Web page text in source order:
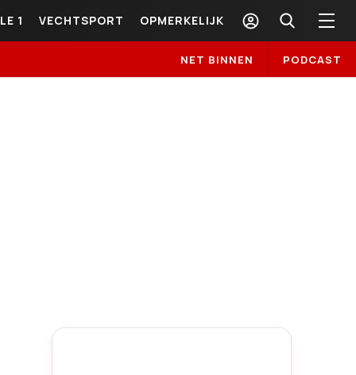
1 VECHTSPORT OPMERKELIJK
NET BINNEN PODCAST